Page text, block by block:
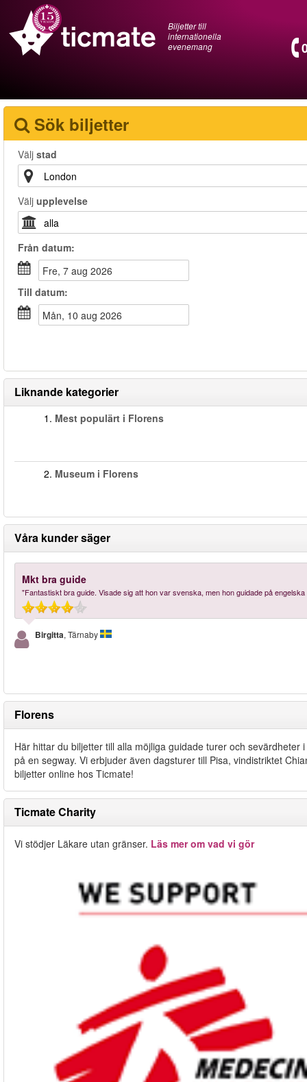
Biljetter till
internationella
evenemang
Sök biljetter
Välj stad
Välj upplevelse
Från datum:
fre, 7 aug 2026
Till datum:
mån, 10 aug 2026
Liknande kategorier
1. Mest populärt i Florens
2. Museum i Florens
Våra kunder säger
Mkt bra guide
"Fantastiskt bra guide. Visade sig att hon var svenska, men hon guidade på
Birgitta, Tärnaby
Florens
Här hittar du biljetter till alla möjliga guidade turer och
på en segway. Vi erbjuder även dagsturer till Pisa, vindistriktet
biljetter online hos Ticmate!
Ticmate Charity
Vi stödjer Läkare utan gränser. Läs mer om vad vi gör